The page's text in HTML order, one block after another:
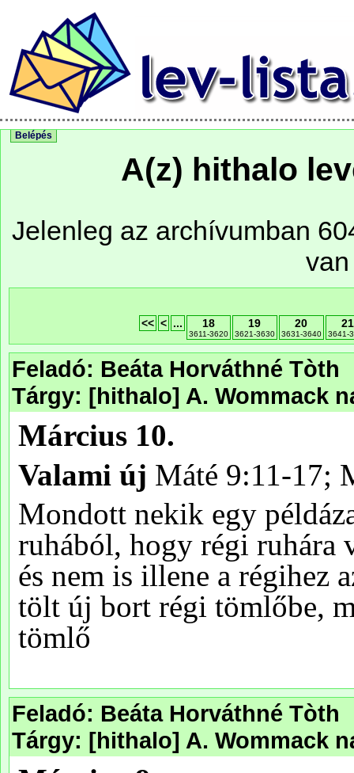
Belépés
A(z) hithalo
Jelenleg az archívumban
<< < ... 18
3611-3620
19
3621-3630
20
3631-3640
21
3641-
Feladó: Beáta Horváthné Tòth
Tárgy: [hithalo] A. Wommack
Feladó: Beáta Horváthné Tòth
Tárgy: [hithalo] A. Wommack